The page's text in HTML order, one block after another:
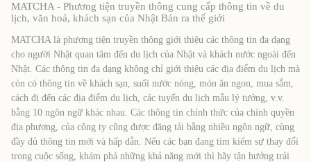
MATCHA - Phương tiện truyền thông cung cấp thông tin về du
lịch, văn hoá, khách sạn của Nhật Bản ra thế giới
MATCHA là phương tiện truyền thông giới thiệu các thông tin đa dạng
cho người Nhật quan tâm đến du lịch của Nhật và khách nước ngoài đến
Nhật. Các thông tin đa dạng không chỉ giới thiệu các địa điểm du lịch mà
còn có thông tin về khách sạn, suối nước nóng, món ăn ngon, mua sắm,
cách đi đến các địa điểm du lịch, các tuyến du lịch mẫu lý tưởng, v.v.
bằng 10 ngôn ngữ khác nhau. Các thông tin chính thức của chính quyền
địa phương, của công ty cũng được đăng tải bằng nhiều ngôn ngữ, cùng
đầy đủ thông tin mới và hấp dẫn. Nếu các bạn đang tìm kiếm sự thay đổi
trong cuộc sống, khám phá những khả năng mới thì hãy tận hưởng trải